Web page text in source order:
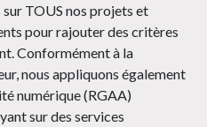
TOUS nos projets et
pour rajouter des critères
Conformément à la
nous appliquons également
numérique (RGAA)
sur des services